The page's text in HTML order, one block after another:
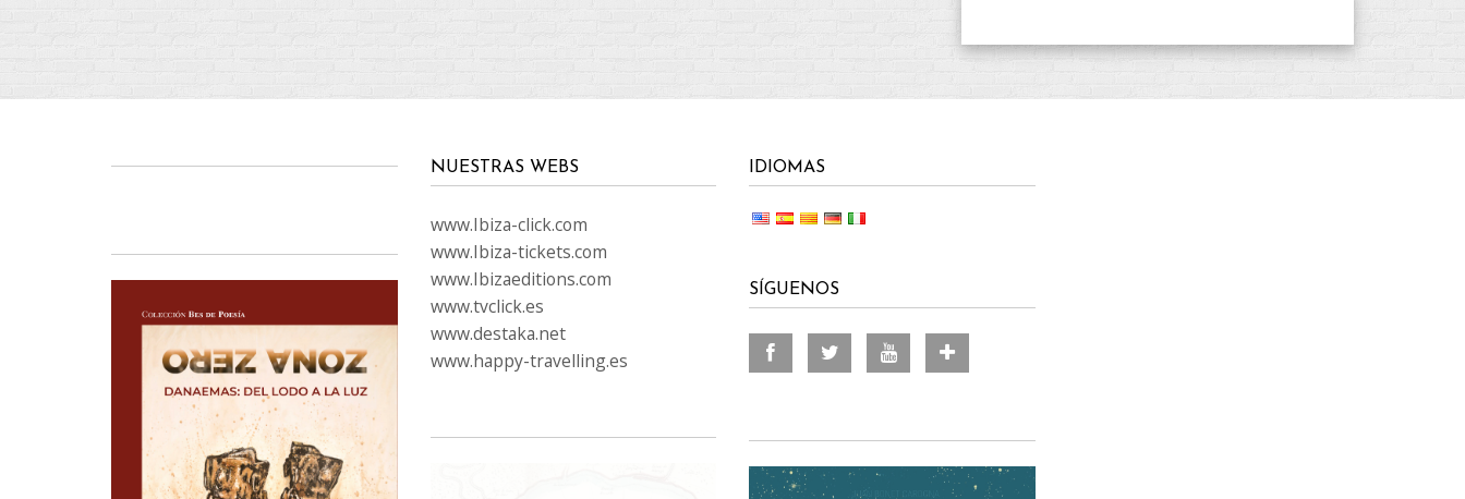
NUESTRAS WEBS
www.Ibiza-click.com
www.Ibiza-tickets.com
www.Ibizaeditions.com
www.tvclick.es
www.destaka.net
www.happy-travelling.es
IDIOMAS
SÍGUENOS